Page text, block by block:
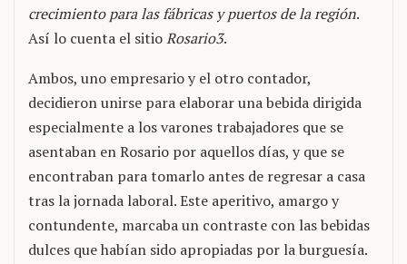
crecimiento para las fábricas y puertos de la región.
Así lo cuenta el sitioRosario3.
Ambos, uno empresario y el otro contador,
decidieron unirse para elaborar una bebida dirigida
especialmente a los varones trabajadores que se
asentaban en Rosario por aquellos días, y que se
encontraban para tomarlo antes de regresar a casa
tras la jornada laboral. Este aperitivo, amargo y
contundente, marcaba un contraste con las bebidas
dulces que habían sido apropiadas por la burguesía.